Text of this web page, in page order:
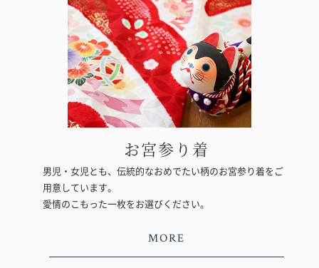
お宮参り着
男児・女児とも、伝統的なおめでたい柄のお宮参り着をご
用意しています。
愛情のこもった一枚をお選びください。
MORE